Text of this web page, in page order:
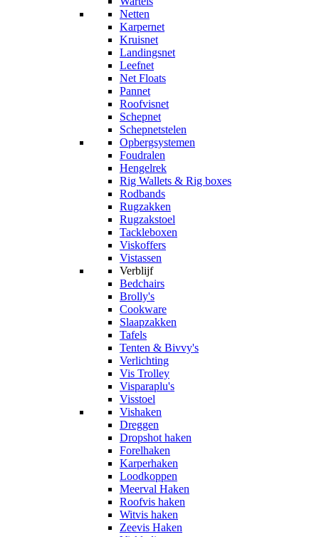
Netten
Karpernet
Kruisnet
Landingsnet
Leefnet
Net Floats
Pannet
Roofvisnet
Schepnet
Schepnetstelen
Opbergsystemen
Foudralen
Hengelrek
Rig Wallets & Rig boxes
Rodbands
Rugzakken
Rugzakstoel
Tackleboxen
Viskoffers
Vistassen
Verblijf
Bedchairs
Brolly's
Cookware
Slaapzakken
Tafels
Tenten & Bivvy's
Verlichting
Vis Trolley
Visparaplu's
Visstoel
Vishaken
Dreggen
Dropshot haken
Forelhaken
Karperhaken
Loodkoppen
Meerval Haken
Roofvis haken
Witvis haken
Zeevis Haken